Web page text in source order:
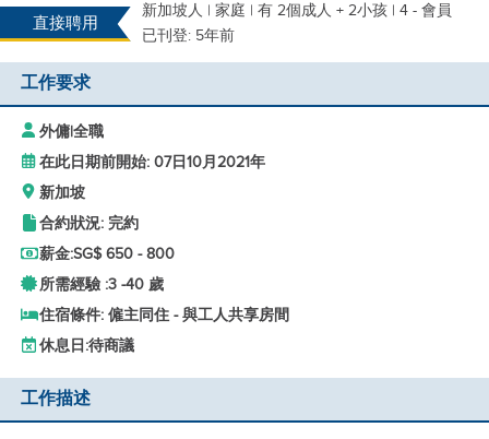
直接聘用
新加坡人 | 家庭 | 有 2個成人 + 2小孩 | 4 - 會員
已刊登: 5年前
工作要求
外傭|全職
在此日期前開始: 07日10月2021年
新加坡
合約狀況: 完約
薪金:SG$ 650 - 800
所需經驗 :3 -40 歲
住宿條件: 僱主同住 - 與工人共享房間
休息日:待商議
工作描述